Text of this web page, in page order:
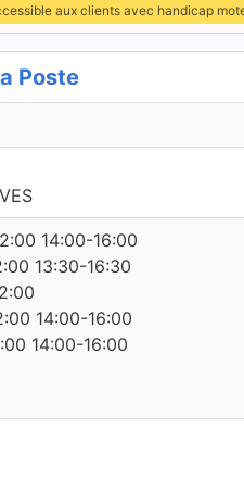
aux clients avec handicap
Poste
14:00-16:00
13:30-16:30
14:00-16:00
14:00-16:00